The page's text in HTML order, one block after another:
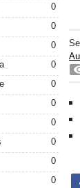
0
0
0
0
0
0
0
0
0
0